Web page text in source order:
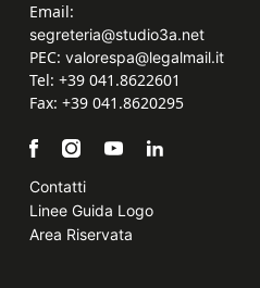
Email:
segreteria@studio3a.net
PEC: valorespa@legalmail.it
Tel: +39 041.8622601
Fax: +39 041.8620295
Contatti
Linee Guida Logo
Area Riservata